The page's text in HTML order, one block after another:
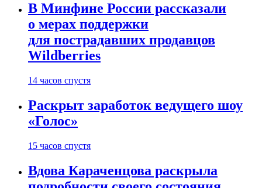
В Минфине России рассказали
о мерах поддержки
для пострадавших продавцов
Wildberries
14 часов спустя
Раскрыт заработок ведущего шоу
«Голос»
15 часов спустя
Вдова Караченцова раскрыла